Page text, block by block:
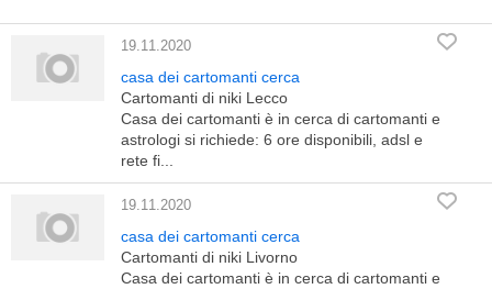
19.11.2020
casa dei cartomanti cerca
Cartomanti di niki Lecco
Casa dei cartomanti è in cerca di cartomanti e
astrologi si richiede: 6 ore disponibili, adsl e
rete fi...
19.11.2020
casa dei cartomanti cerca
Cartomanti di niki Livorno
Casa dei cartomanti è in cerca di cartomanti e